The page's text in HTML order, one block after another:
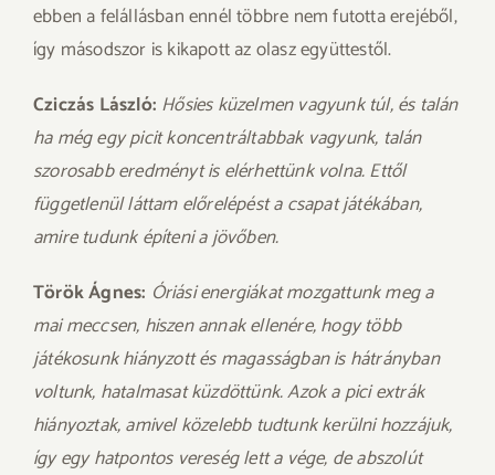
ebben a felállásban ennél többre nem futotta erejéből,
így másodszor is kikapott az olasz együttestől.
Cziczás László: Hősies küzelmen vagyunk túl, és talán
ha még egy picit koncentráltabbak vagyunk, talán
szorosabb eredményt is elérhettünk volna. Ettől
függetlenül láttam előrelépést a csapat játékában,
amire tudunk építeni a jövőben.
Török Ágnes: Óriási energiákat mozgattunk meg a
mai meccsen, hiszen annak ellenére, hogy több
játékosunk hiányzott és magasságban is hátrányban
voltunk, hatalmasat küzdöttünk. Azok a pici extrák
hiányoztak, amivel közelebb tudtunk kerülni hozzájuk,
így egy hatpontos vereség lett a vége, de abszolút